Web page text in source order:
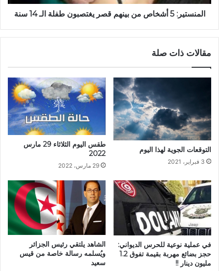
المنستير: 5 أشخاص من بينهم قصر يغتصبون طفلة الـ 14 سنة
مقالات ذات صلة
التوقعات الجوية لهذا اليوم
3 فبراير، 2021
طقس اليوم الثلاثاء 29 مارس
2022
29 مارس، 2022
في عملية نوعية للحرس الديواني:
حجز بضائع مهربة بقيمة تفوق 1.2
مليون دينار !!
الشاهد يلتقي رئيس الجزائر
ويُسلمه رسالة خاصة من قيس
سعيد